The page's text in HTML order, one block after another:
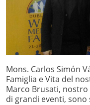
Mons. Carlos Simón
Famiglia e Vita del
Marco Brusati,
di grandi eventi,